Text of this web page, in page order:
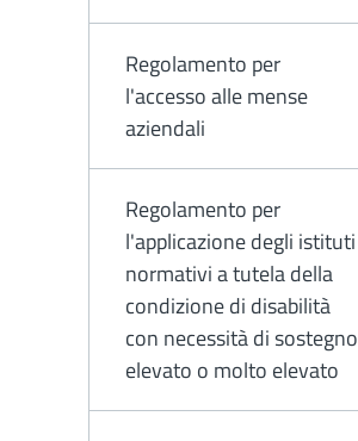
Regolamento per
l'accesso alle mense
aziendali
Regolamento per
l'applicazione degli istituti
normativi a tutela della
condizione di disabilità
con necessità di sostegno
elevato o molto elevato